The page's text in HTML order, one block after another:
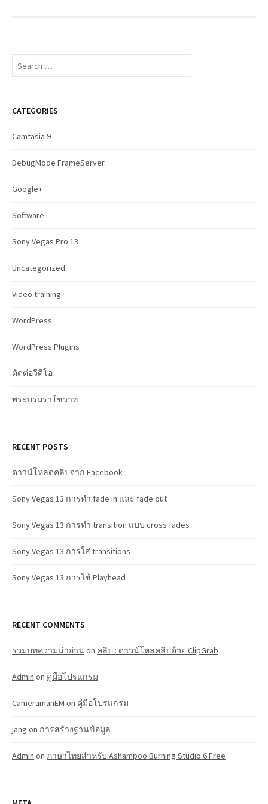
S
c
f
r
CATEGORIES
Camtasia 9
DebugMode FrameServer
Google+
Software
Sony Vegas Pro 13
Uncategorized
Video training
WordPress
WordPress Plugins
ตัดต่อวีดีโอ
พระบรมราโชวาท
RECENT POSTS
ดาวน์โหลดคลิปจาก Facebook
Sony Vegas 13 การทำ fade in และ fade out
Sony Vegas 13 การทำ transition แบบ cross fades
Sony Vegas 13 การใส่ transitions
Sony Vegas 13 การใช้ Playhead
RECENT COMMENTS
รวมบทความน่าอ่านon คลิป : ดาวน์โหลคลิปด้วย ClipGrab
Admin on คู่มือโปรแกรม
CameramanEM on คู่มือโปรแกรม
jang on การสร้างฐานข้อมูล
Admin on ภาษาไทยสำหรับ Ashampoo Burning Studio 6 Free